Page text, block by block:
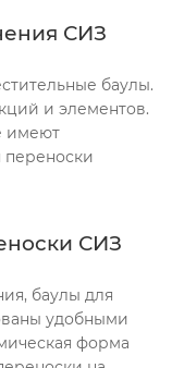
СИЗ
баулы.
и элементов.
имеют
переноски
СИЗ
баулы для
удобными
форма